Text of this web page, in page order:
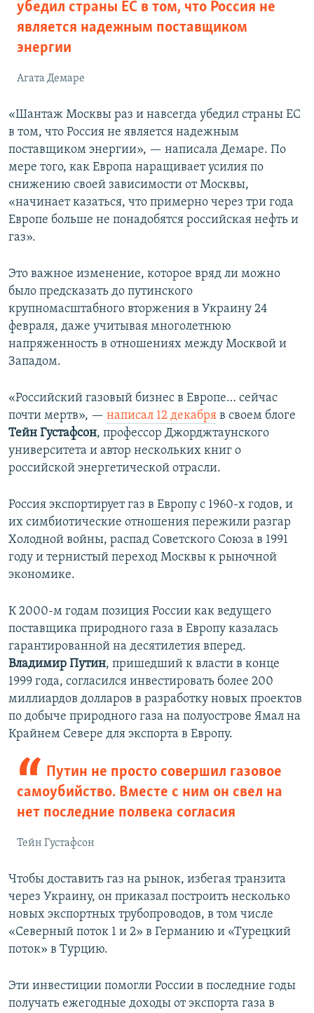
убедил страны ЕС в том, что Россия не
является надежным поставщиком
энергии
Агата Демаре
«Шантаж Москвы раз и навсегда убедил страны ЕС
в том, что Россия не является надежным
поставщиком энергии», — написала Демаре. По
мере того, как Европа наращивает усилия по
снижению своей зависимости от Москвы,
«начинает казаться, что примерно через три года
Европе больше не понадобятся российская нефть и
газ».
Это важное изменение, которое вряд ли можно
было предсказать до путинского
крупномасштабного вторжения в Украину 24
февраля, даже учитывая многолетнюю
напряженность в отношениях между Москвой и
Западом.
«Российский газовый бизнес в Европе… сейчас
почти мертв», — написал 12 декабря в своем блоге
Тейн Густафсон, профессор Джорджтаунского
университета и автор нескольких книг о
российской энергетической отрасли.
Россия экспортирует газ в Европу с 1960-х годов, и
их симбиотические отношения пережили разгар
Холодной войны, распад Советского Союза в 1991
году и тернистый переход Москвы к рыночной
экономике.
К 2000-м годам позиция России как ведущего
поставщика природного газа в Европу казалась
гарантированной на десятилетия вперед.
Владимир Путин, пришедший к власти в конце
1999 года, согласился инвестировать более 200
миллиардов долларов в разработку новых проектов
по добыче природного газа на полуострове Ямал на
Крайнем Севере для экспорта в Европу.
Путин не просто совершил газовое
самоубийство. Вместе с ним он свел на
нет последние полвека согласия
Тейн Густафсон
Чтобы доставить газ на рынок, избегая транзита
через Украину, он приказал построить несколько
новых экспортных трубопроводов, в том числе
«Северный поток 1 и 2» в Германию и «Турецкий
поток» в Турцию.
Эти инвестиции помогли России в последние годы
получать ежегодные доходы от экспорта газа в